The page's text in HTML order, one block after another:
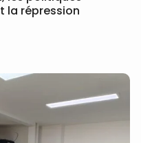
la répression